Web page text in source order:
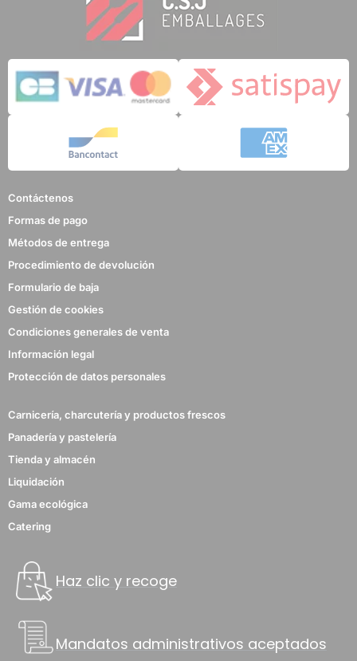
Contáctenos
Formas de pago
Métodos de entrega
Procedimiento de devolución
Formulario de baja
Gestión de cookies
Condiciones generales de venta
Información legal
Protección de datos personales
Carnicería, charcutería y productos frescos
Panadería y pastelería
Tienda y almacén
Liquidación
Gama ecológica
Catering
Haz clic y recoge
Mandatos administrativos aceptados